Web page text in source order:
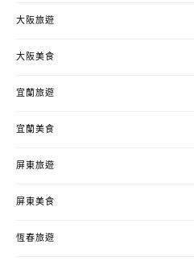
大阪旅遊
大阪美食
宜蘭旅遊
宜蘭美食
屏東旅遊
屏東美食
恆春旅遊